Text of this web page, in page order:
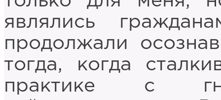
являлись
продолжали
тогда, когда
практике с